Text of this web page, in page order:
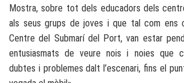
Mostra, sobre tot dels educadors dels
als seus grups de joves i que tal com ens
Centre del Submarí del Port, van estar
entusiasmats de veure nois i noies que
dubtes i problemes dalt l’escenari, fins el